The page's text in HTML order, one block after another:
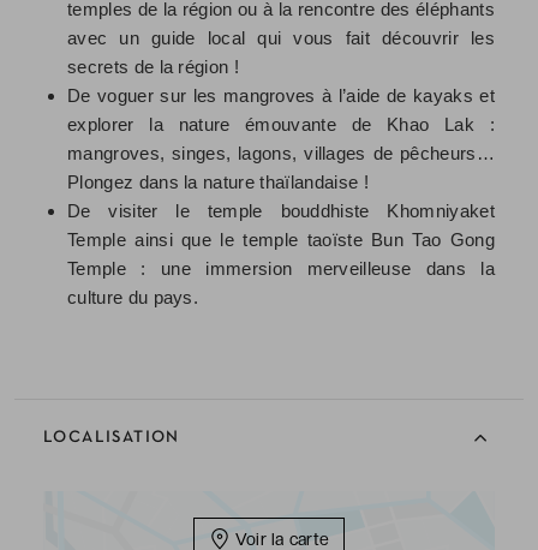
temples de la région ou à la rencontre des éléphants
avec un guide local qui vous fait découvrir les
secrets de la région !
De voguer sur les mangroves à l’aide de kayaks et
explorer la nature émouvante de Khao Lak :
mangroves, singes, lagons, villages de pêcheurs…
Plongez dans la nature thaïlandaise !
De visiter le temple bouddhiste Khomniyaket
Temple ainsi que le temple taoïste Bun Tao Gong
Temple : une immersion merveilleuse dans la
culture du pays.
LOCALISATION
Voir la carte